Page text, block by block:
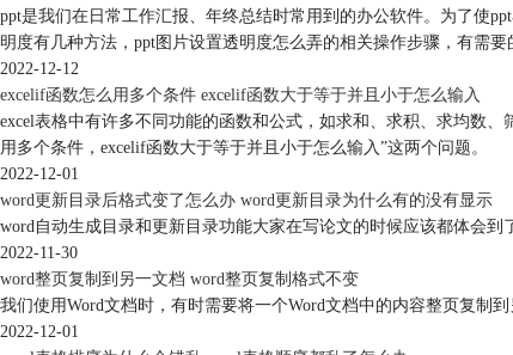
ppt是我们在日常工作汇报、年终总结时常用到的办公软件。为了使
明度有几种方法，ppt图片设置透明度怎么弄的相关操作步骤，有需要
2022-12-12
excelif函数怎么用多个条件 excelif函数大于等于并且小于怎么输入
excel表格中有许多不同功能的函数和公式，如求和、求积、求均数
用多个条件，excelif函数大于等于并且小于怎么输入”这两个问题。
2022-12-01
word更新目录后格式变了怎么办 word更新目录为什么有的没有显示
word自动生成目录和更新目录功能大家在写论文的时候应该都体会
2022-11-30
word整页复制到另一文档 word整页复制格式不变
我们使用Word文档时，有时需要将一个Word文档中的内容整页复制
2022-12-01